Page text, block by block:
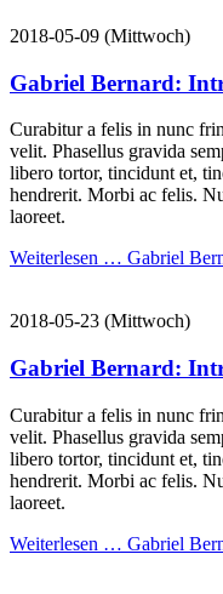
2018-05-09 (Mittwoch)
Gabriel Bernard:
Curabitur a felis in nunc
velit. Phasellus gravida
libero tortor, tincidunt et,
hendrerit. Morbi ac felis.
laoreet.
Weiterlesen … Gabriel
2018-05-23 (Mittwoch)
Gabriel Bernard:
Curabitur a felis in nunc
velit. Phasellus gravida
libero tortor, tincidunt et,
hendrerit. Morbi ac felis.
laoreet.
Weiterlesen … Gabriel